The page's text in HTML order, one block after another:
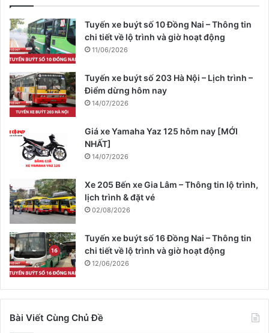
Tuyến xe buýt số 10 Đồng Nai – Thông tin
chi tiết về lộ trình và giờ hoạt động
11/06/2026
Tuyến xe buýt số 203 Hà Nội – Lịch trình –
Điểm dừng hôm nay
14/07/2026
Giá xe Yamaha Yaz 125 hôm nay [MỚI
NHẤT]
14/07/2026
Xe 205 Bến xe Gia Lâm – Thông tin lộ trình,
lịch trình & đặt vé
02/08/2026
Tuyến xe buýt số 16 Đồng Nai – Thông tin
chi tiết về lộ trình và giờ hoạt động
12/06/2026
Bài Viết Cùng Chủ Đề